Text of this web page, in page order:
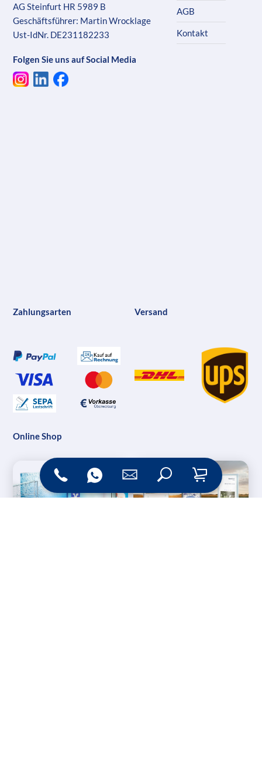
AG Steinfurt HR 5989 B
Geschäftsführer: Martin Wrocklage
Ust-IdNr. DE231182233
Folgen Sie uns auf Social Media
AGB
Kontakt
Zahlungsarten Versand
Online Shop